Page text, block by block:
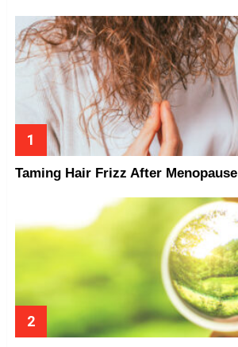
Taming Hair Frizz After Menopause